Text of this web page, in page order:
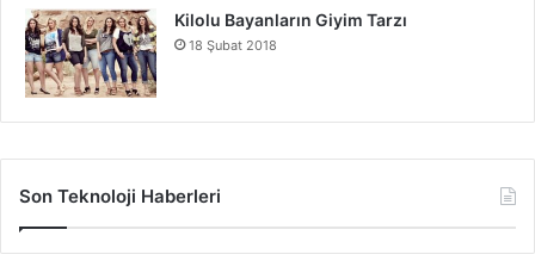
Kilolu Bayanların Giyim Tarzı
18 Şubat 2018
Son Teknoloji Haberleri